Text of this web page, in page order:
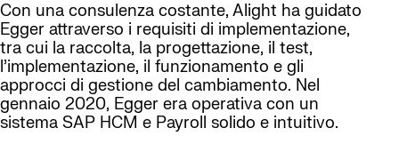
Con una consulenza costante, Alight ha guidato
Egger attraverso i requisiti di implementazione,
tra cui la raccolta, la progettazione, il test,
l’implementazione, il funzionamento e gli
approcci di gestione del cambiamento. Nel
gennaio 2020, Egger era operativa con un
sistema SAP HCM e Payroll solido e intuitivo.